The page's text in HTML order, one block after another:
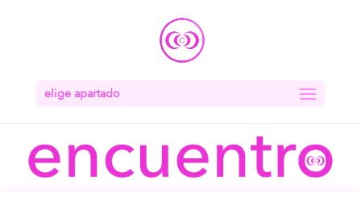
elige apartado